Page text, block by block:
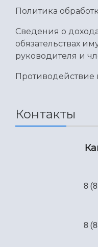
Международный
Сведения об
Официальные
Политика
Сведения о
обязательствах
руководителя и
Контакты
8
8